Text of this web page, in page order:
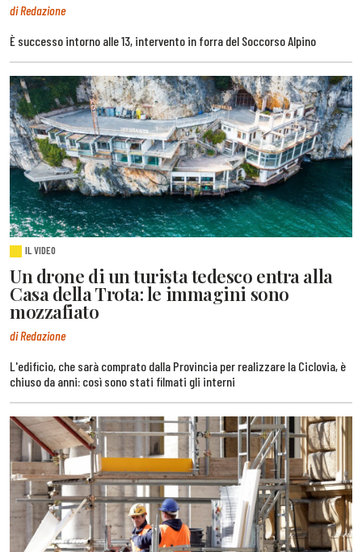
di Redazione
È successo intorno alle 13, intervento in forra del Soccorso Alpino
IL VIDEO
Un drone di un turista tedesco entra alla
Casa della Trota: le immagini sono
mozzafiato
di Redazione
L'edificio, che sarà comprato dalla Provincia per realizzare la Ciclovia, è
chiuso da anni: così sono stati filmati gli interni